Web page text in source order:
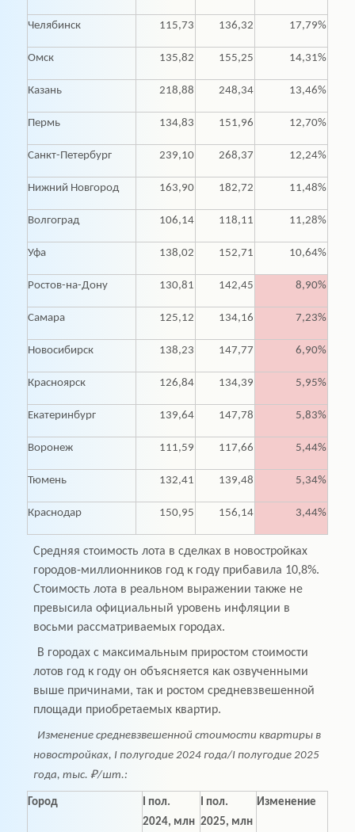
Челябинск 115,73 136,32 17,79%
Омск 135,82 155,25 14,31%
Казань 218,88 248,34 13,46%
Пермь 134,83 151,96 12,70%
Санкт-Петербург 239,10 268,37 12,24%
Нижний Новгород 163,90 182,72 11,48%
Волгоград 106,14 118,11 11,28%
Уфа 138,02 152,71 10,64%
Ростов-на-Дону 130,81 142,45 8,90%
Самара 125,12 134,16 7,23%
Новосибирск 138,23 147,77 6,90%
Красноярск 126,84 134,39 5,95%
Екатеринбург 139,64 147,78 5,83%
Воронеж 111,59 117,66 5,44%
Тюмень 132,41 139,48 5,34%
Краснодар 150,95 156,14 3,44%
Средняя стоимость лота в сделках в новостройках
городов-миллионников год к году прибавила 10,8%.
Стоимость лота в реальном выражении также не
превысила официальный уровень инфляции в
восьми рассматриваемых городах.
В городах с максимальным приростом стоимости
лотов год к году он объясняется как озвученными
выше причинами, так и ростом средневзвешенной
площади приобретаемых квартир.
Изменение средневзвешенной стоимости квартиры в
новостройках, I полугодие 2024 года/I полугодие 2025
года, тыс. ₽/шт.:
Город
I пол.
2024, млн
I пол.
2025, млн
Изменение